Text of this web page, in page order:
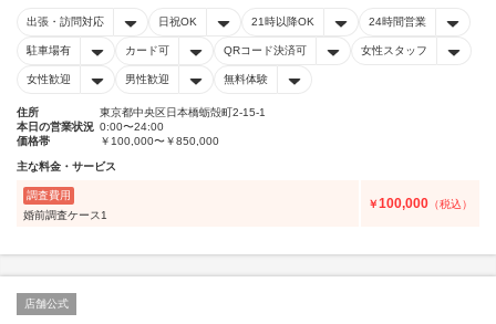
出張・訪問対応 日祝OK 21時以降OK 24時間営業
駐車場有 カード可 QRコード決済可 女性スタッフ
女性歓迎 男性歓迎 無料体験
住所
東京都中央区日本橋蛎殻町2-15-1
本日の営業状況 0:00〜24:00
価格帯
￥100,000〜￥850,000
主な料金・サービス
調査費用
婚前調査ケース1
￥100,000 （税込）
店舗公式